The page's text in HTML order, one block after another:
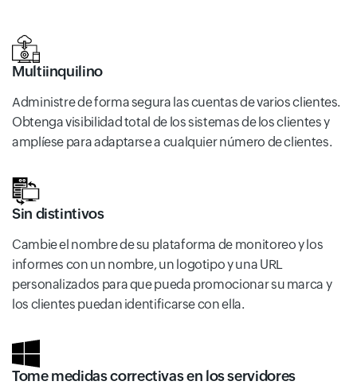
Multiinquilino
Administre de forma segura las cuentas de varios clientes.
Obtenga visibilidad total de los sistemas de los clientes y
amplíese para adaptarse a cualquier número de clientes.
Sin distintivos
Cambie el nombre de su plataforma de monitoreo y los
informes con un nombre, un logotipo y una URL
personalizados para que pueda promocionar su marca y
los clientes puedan identificarse con ella.
Tome medidas correctivas en los servidores